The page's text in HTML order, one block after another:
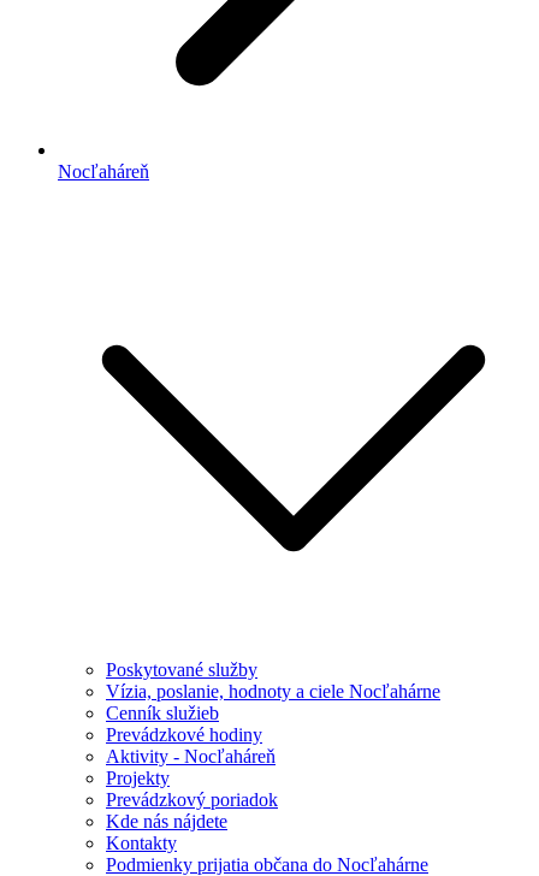
Nocľaháreň
Poskytované služby
Vízia, poslanie, hodnoty a ciele Nocľahárne
Cenník služieb
Prevádzkové hodiny
Aktivity - Nocľaháreň
Projekty
Prevádzkový poriadok
Kde nás nájdete
Kontakty
Podmienky prijatia občana do Nocľahárne